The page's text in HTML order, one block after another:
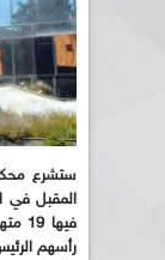
رأسهم